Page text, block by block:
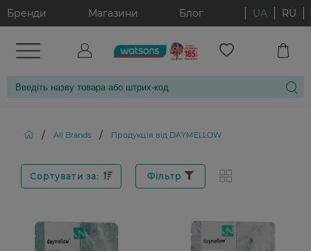
Бренди Магазини Блог UA RU
/ All Brands / Продукція від DAYMELLOW
Сортувати за: Фільтр